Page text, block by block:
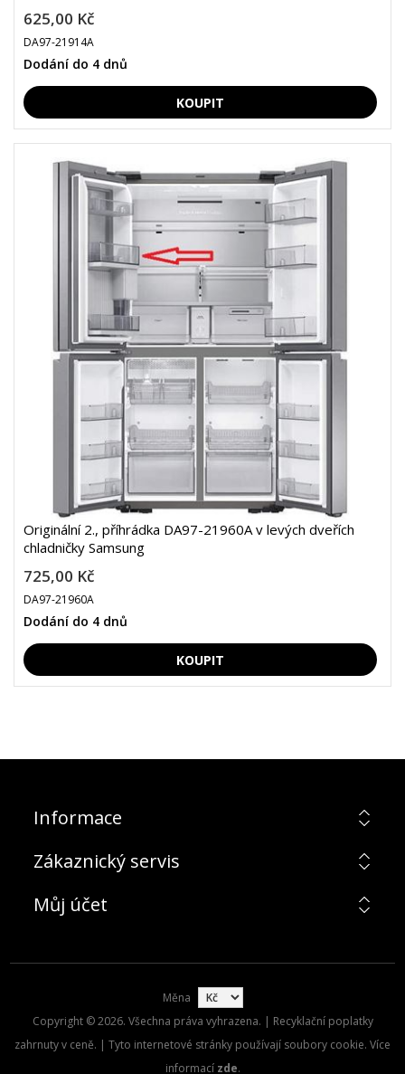
625,00 Kč
DA97-21914A
Dodání do 4 dnů
Originální 2., příhrádka DA97-21960A v levých dveřích
chladničky Samsung
725,00 Kč
DA97-21960A
Dodání do 4 dnů
Informace
Zákaznický servis
Můj účet
Měna
Copyright © 2026. Všechna práva vyhrazena. | Recyklační poplatky
zahrnuty v ceně. | Tyto internetové stránky používají soubory cookie. Více
informací zde.